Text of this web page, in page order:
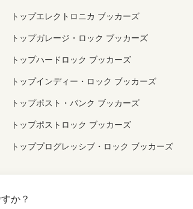
トップエレクトロニカ ブッカーズ
トップガレージ・ロック ブッカーズ
トップハードロック ブッカーズ
トップインディー・ロック ブッカーズ
トップポスト・パンク ブッカーズ
トップポストロック ブッカーズ
トッププログレッシブ・ロック ブッカーズ
か？